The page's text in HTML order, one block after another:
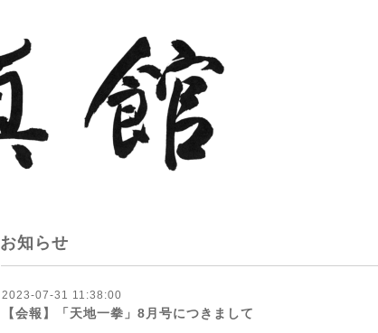
お知らせ
2023-07-31 11:38:00
【会報】「天地一拳」8月号につきまして